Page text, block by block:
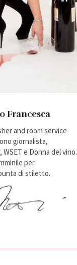
Francesca
and room service
giornalista,
e Donna del vino.
per
di stiletto.